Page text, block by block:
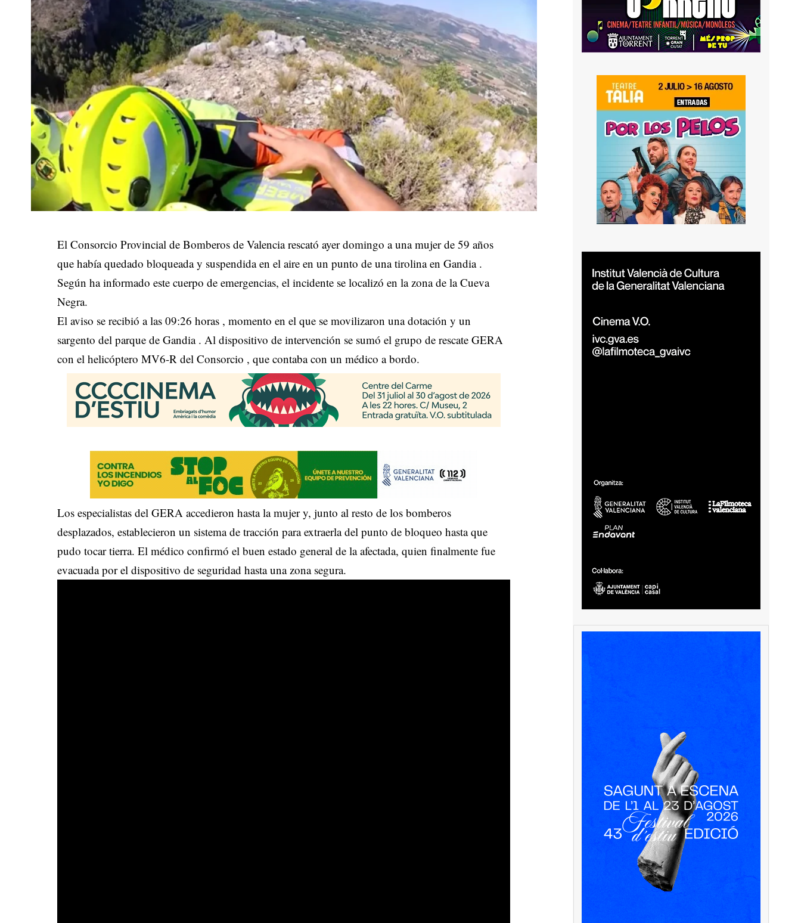
El Consorcio Provincial de Bomberos de Valencia rescató ayer domingo a una mujer de 59 años
que había quedado bloqueada y suspendida en el aire en un punto de una tirolina en Gandia .
Según ha informado este cuerpo de emergencias, el incidente se localizó en la zona de la Cueva
Negra.
El aviso se recibió a las 09:26 horas , momento en el que se movilizaron una dotación y un
sargento del parque de Gandia . Al dispositivo de intervención se sumó el grupo de rescate GERA
con el helicóptero MV6-R del Consorcio , que contaba con un médico a bordo.
Los especialistas del GERA accedieron hasta la mujer y, junto al resto de los bomberos
desplazados, establecieron un sistema de tracción para extraerla del punto de bloqueo hasta que
pudo tocar tierra. El médico confirmó el buen estado general de la afectada, quien finalmente fue
evacuada por el dispositivo de seguridad hasta una zona segura.